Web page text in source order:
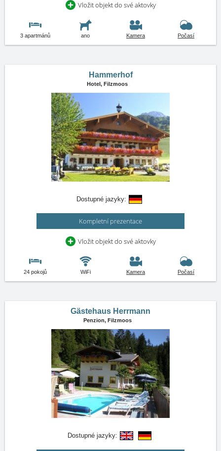
Vložit objekt do své aktovky
3 apartmánů ano Kamera Počasí
Hammerhof
Hotel, Filzmoos
Dostupné jazyky:
Kompletní prezentace
Vložit objekt do své aktovky
24 pokojů WiFi Kamera Počasí
Gästehaus Herrmann
Penzion, Filzmoos
Dostupné jazyky: